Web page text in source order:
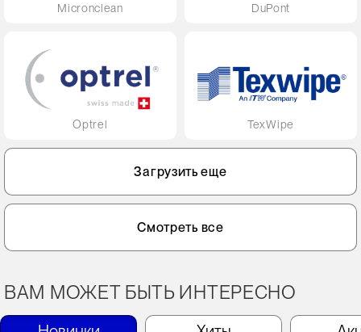
Micronclean DuPont
Optrel TexWipe
Загрузить еще
Смотреть все
ВАМ МОЖЕТ БЫТЬ ИНТЕРЕСНО